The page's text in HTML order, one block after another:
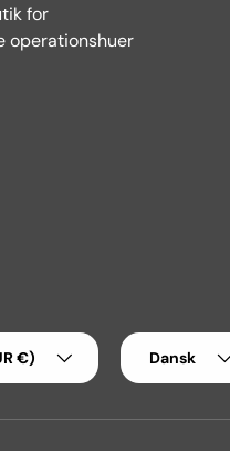
for
operationshuer
€)
Sprog
Dansk